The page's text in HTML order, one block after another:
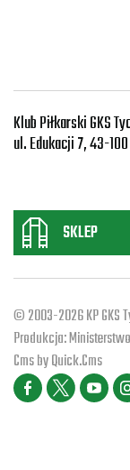
Klub Piłkarski GKS
ul. Edukacji 7, 43-
SKLEP
© 2003-2026 KP GKS
Produkcja:
Cms byQuick.Cms